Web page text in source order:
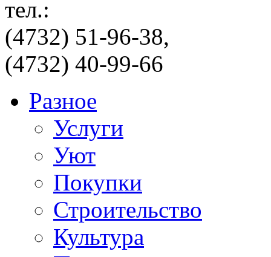
тел.:
(4732) 51-96-38,
(4732) 40-99-66
Разное
Услуги
Уют
Покупки
Строительство
Культура